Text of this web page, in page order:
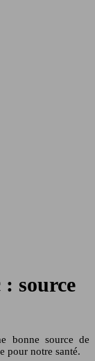
source
bonne source de
pour notre santé.